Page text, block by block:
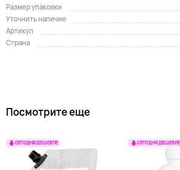
Размер упаковки
Уточнить наличие
Артикул
Страна
Посмотрите еще
СЕГОДНЯ ДЕШЕВЛЕ СЕГОДНЯ ДЕШЕВЛЕ